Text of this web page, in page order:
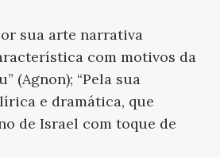
sua arte narrativa
com motivos da
(Agnon); “Pela sua
e dramática, que
de Israel com toque de